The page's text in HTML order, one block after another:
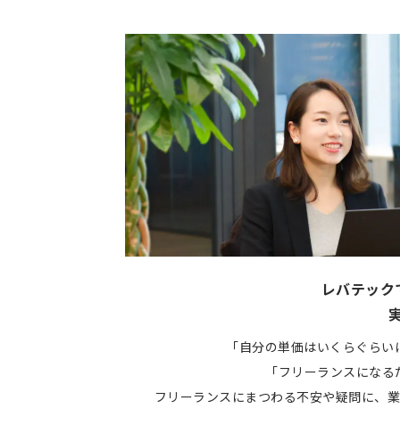
レバテッ
「自分の単価はいくらぐら
「フリーランスにな
フリーランスにまつわる不安や疑問に、